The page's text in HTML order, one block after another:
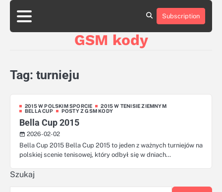
Skip
content
aluminumboatplans.com
dobra-
Kontakt
Subscription
GSM kody
Tag: turnieju
2015 W POLSKIM SPORCIE
2015 W TENISIE ZIEMNYM
BELLA CUP
POSTY Z GSM KODY
Bella Cup 2015
2026-02-02
Bella Cup 2015 Bella Cup 2015 to jeden z ważnych turniejów na
polskiej scenie tenisowej, który odbył się w dniach…
Szukaj